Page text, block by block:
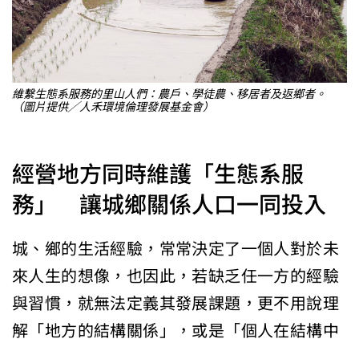
維繫生態系服務的里山人們：農戶、學徒農、移居者及返鄉者。
（圖片提供╱人禾環境倫理發展基金會）
經營地方同時維護「生態系服
務」 讓城鄉關係人口一同投入
城、鄉的生活經驗，常常決定了一個人對於未
來人生的想像，也因此，若缺乏任一方的經驗
與習慣，就無法定義其發展課題，更不用說理
解「地方的結構關係」，或是「個人在結構中